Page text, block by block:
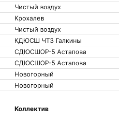
Чистый воздух
Крохалев
Чистый воздух
КДЮСШ ЧТЗ Галкины
СДЮСШОР-5 Астапова
СДЮСШОР-5 Астапова
Новогорный
Новогорный
Коллектив